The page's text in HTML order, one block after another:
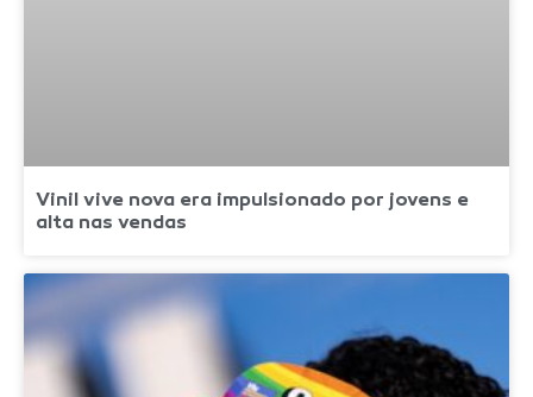
Vinil vive nova era impulsionado por jovens e
alta nas vendas